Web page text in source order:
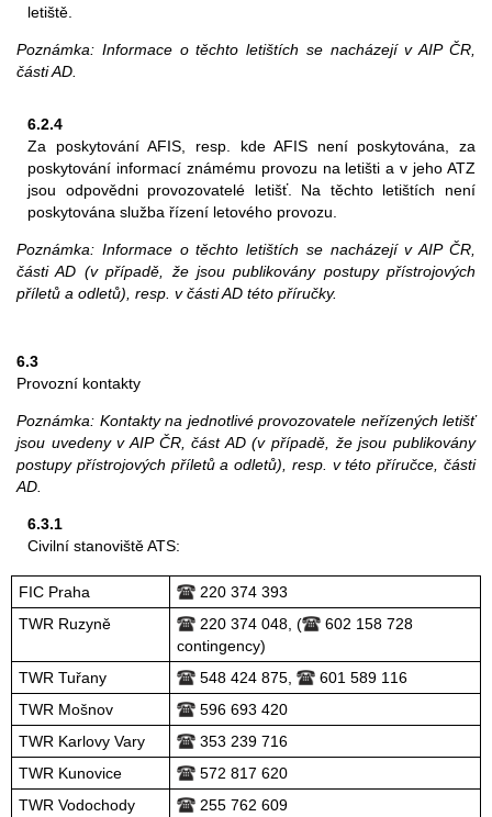
letiště.
Poznámka: Informace o těchto letištích se nacházejí v AIP ČR,
části AD.
6.2.4
Za poskytování AFIS, resp. kde AFIS není poskytována, za
poskytování informací známému provozu na letišti a v jeho ATZ
jsou odpovědni provozovatelé letišť. Na těchto letištích není
poskytována služba řízení letového provozu.
Poznámka: Informace o těchto letištích se nacházejí v AIP ČR,
části AD (v případě, že jsou publikovány postupy přístrojových
příletů a odletů), resp. v části AD této příručky.
6.3
Provozní kontakty
Poznámka: Kontakty na jednotlivé provozovatele neřízených letišť
jsou uvedeny v AIP ČR, část AD (v případě, že jsou publikovány
postupy přístrojových příletů a odletů), resp. v této příručce, části
AD.
6.3.1
Civilní stanoviště ATS:
FIC Praha
220 374 393
TWR Ruzyně
220 374 048, (
602 158 728
contingency)
TWR Tuřany
548 424 875,
601 589 116
TWR Mošnov
596 693 420
TWR Karlovy Vary
353 239 716
TWR Kunovice
572 817 620
TWR Vodochody
255 762 609